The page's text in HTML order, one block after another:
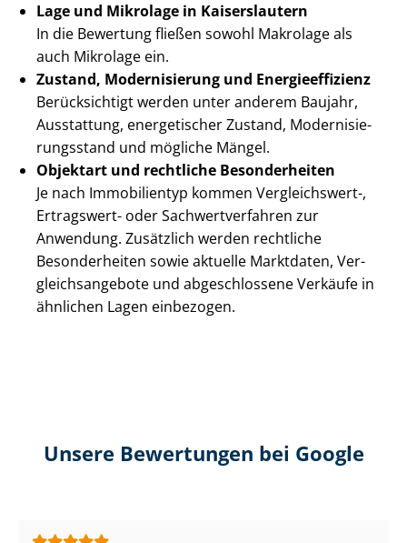
Lage und Mikrolage in Kaiserslautern
In die Bewertung fließen sowohl Makrolage als
auch Mikrolage ein.
Zustand, Modernisierung und En­er­gie­ef­fi­zi­enz
Berücksichtigt werden unter anderem Baujahr,
Ausstattung, energetischer Zustand, Mo­der­ni­sie­
rungs­stand und mögliche Mängel.
Objektart und rechtliche Besonderheiten
Je nach Immobilientyp kommen Vergleichswert-,
Ertragswert- oder Sach­wert­ver­fah­ren zur
Anwendung. Zusätzlich werden rechtliche
Besonderheiten sowie aktuelle Marktdaten, Ver­
gleichs­an­ge­bo­te und abgeschlossene Verkäufe in
ähnlichen Lagen einbezogen.
Unsere Bewertungen bei Google